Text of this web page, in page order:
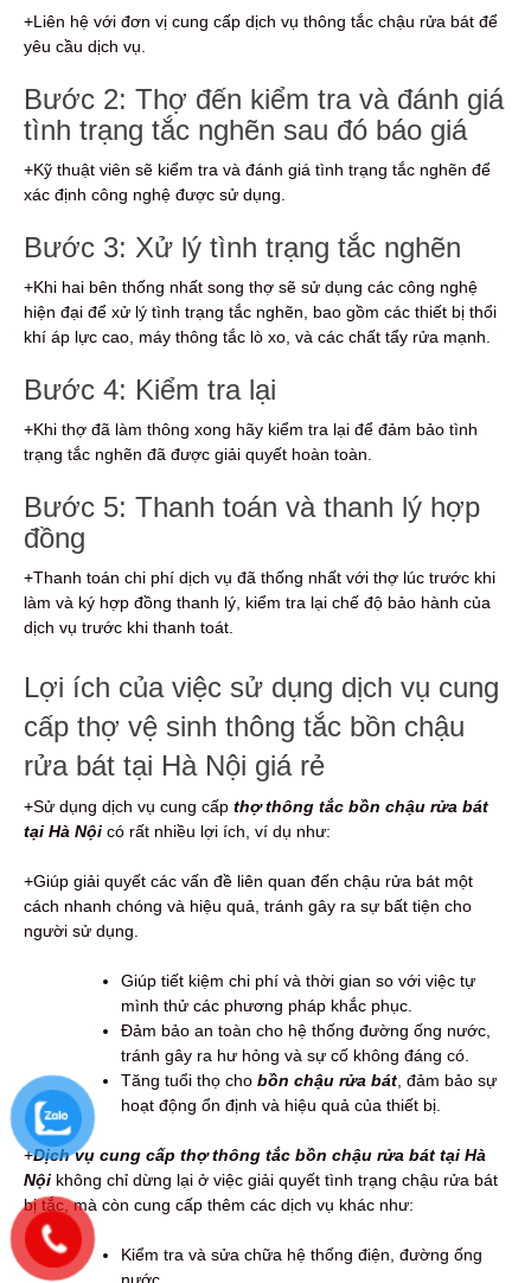
+Liên hệ với đơn vị cung cấp dịch vụ thông tắc chậu rửa bát để
yêu cầu dịch vụ.
Bước 2: Thợ đến kiểm tra và đánh giá
tình trạng tắc nghẽn sau đó báo giá
+Kỹ thuật viên sẽ kiểm tra và đánh giá tình trạng tắc nghẽn để
xác định công nghệ được sử dụng.
Bước 3: Xử lý tình trạng tắc nghẽn
+Khi hai bên thống nhất song thợ sẽ sử dụng các công nghệ
hiện đại để xử lý tình trạng tắc nghẽn, bao gồm các thiết bị thổi
khí áp lực cao, máy thông tắc lò xo, và các chất tẩy rửa mạnh.
Bước 4: Kiểm tra lại
+Khi thợ đã làm thông xong hãy kiểm tra lại để đảm bảo tình
trạng tắc nghẽn đã được giải quyết hoàn toàn.
Bước 5: Thanh toán và thanh lý hợp
đồng
+Thanh toán chi phí dịch vụ đã thống nhất với thợ lúc trước khi
làm và ký hợp đồng thanh lý, kiểm tra lại chế độ bảo hành của
dịch vụ trước khi thanh toát.
Lợi ích của việc sử dụng dịch vụ cung
cấp thợ vệ sinh thông tắc bồn chậu
rửa bát tại Hà Nội giá rẻ
+Sử dụng dịch vụ cung cấp thợ thông tắc bồn chậu rửa bát
tại Hà Nội có rất nhiều lợi ích, ví dụ như:
+Giúp giải quyết các vấn đề liên quan đến chậu rửa bát một
cách nhanh chóng và hiệu quả, tránh gây ra sự bất tiện cho
người sử dụng.
Giúp tiết kiệm chi phí và thời gian so với việc tự
mình thử các phương pháp khắc phục.
Đảm bảo an toàn cho hệ thống đường ống nước,
tránh gây ra hư hỏng và sự cố không đáng có.
Tăng tuổi thọ cho bồn chậu rửa bát, đảm bảo sự
hoạt động ổn định và hiệu quả của thiết bị.
+Dịch vụ cung cấp thợ thông tắc bồn chậu rửa bát tại Hà
Nội không chỉ dừng lại ở việc giải quyết tình trạng chậu rửa bát
bị tắc, mà còn cung cấp thêm các dịch vụ khác như:
Kiểm tra và sửa chữa hệ thống điện, đường ống